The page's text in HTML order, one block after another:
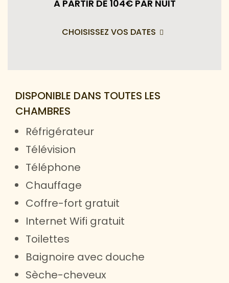
A PARTIR DE 104€PAR NUIT
CHOISISSEZ VOS DATES
DISPONIBLE DANS TOUTES LES
CHAMBRES
Réfrigérateur
Télévision
Téléphone
Chauffage
Coffre-fort gratuit
Internet Wifi gratuit
Toilettes
Baignoire avec douche
Sèche-cheveux